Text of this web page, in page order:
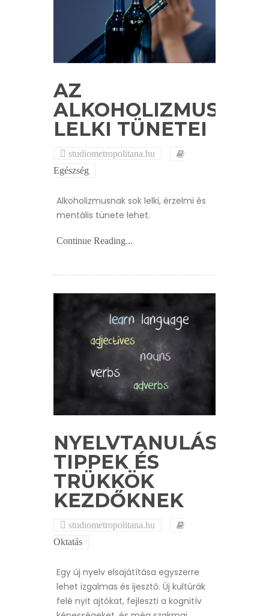
AZ
ALKOHOLIZMUS
LELKI TÜNETEI
studiometropolitana.hu
Egészség
Alkoholizmusnak sok lelki, érzelmi és
mentális tünete lehet.
Continue Reading...
NYELVTANULÁS:
TIPPEK ÉS
TRÜKKÖK
KEZDŐKNEK
studiometropolitana.hu
Oktatás
Egy új nyelv elsajátítása egyszerre
lehet izgalmas és ijesztő. Új kultúrák
felé nyit ajtókat, fejleszti a kognitív